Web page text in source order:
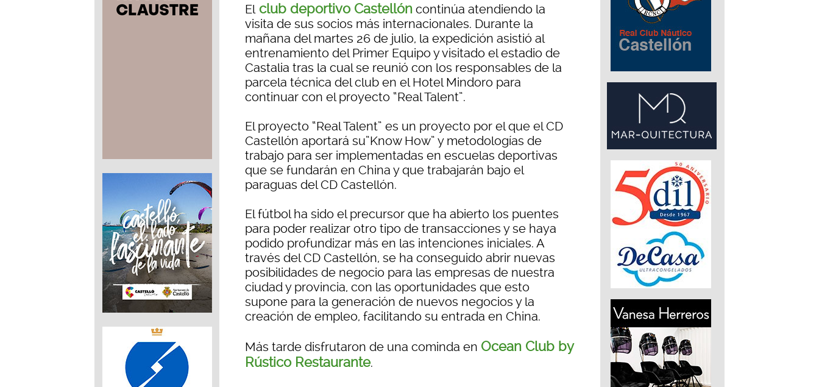
Elclub deportivo Castellón continúa atendiendo la
visita de sus socios más internacionales. Durante la
mañana del martes 26 de julio, la expedición asistió al
entrenamiento del Primer Equipo y visitado el estadio de
Castalia tras la cual se reunió con los responsables de la
parcela técnica del club en el Hotel Mindoro para
continuar con el proyecto “Real Talent”.
El proyecto “Real Talent” es un proyecto por el que el CD
Castellón aportará su”Know How” y metodologías de
trabajo para ser implementadas en escuelas deportivas
que se fundarán en China y que trabajarán bajo el
paraguas del CD Castellón.
El fútbol ha sido el precursor que ha abierto los puentes
para poder realizar otro tipo de transacciones y se haya
podido profundizar más en las intenciones iniciales. A
través del CD Castellón, se ha conseguido abrir nuevas
posibilidades de negocio para las empresas de nuestra
ciudad y provincia, con las oportunidades que esto
supone para la generación de nuevos negocios y la
creación de empleo, facilitando su entrada en China.
Más tarde disfrutaron de una cominda en Ocean Club by
Rústico Restaurante.